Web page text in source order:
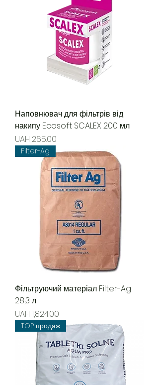
Наповнювач для фільтрів від
накипу Ecosoft SCALEX 200 мл
Price
UAH 265.00
Filter-Ag
Фільтруючий матеріал Filter-Ag
28,3 л
Price
UAH 1,824.00
TOP продаж